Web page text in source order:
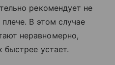
рекомендует не
В этом случае
неравномерно,
быстрее устает.